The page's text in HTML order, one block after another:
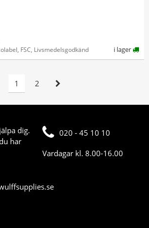
FSC, Livsmedelsgodkänd
i lager
1 2
dig.
har
020 - 45 10 10
Vardagar kl. 8.00-16.00